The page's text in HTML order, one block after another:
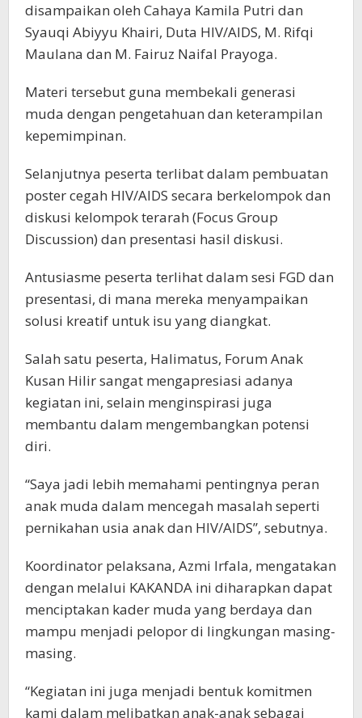
disampaikan oleh Cahaya Kamila Putri dan
Syauqi Abiyyu Khairi, Duta HIV/AIDS, M. Rifqi
Maulana dan M. Fairuz Naifal Prayoga.
Materi tersebut guna membekali generasi
muda dengan pengetahuan dan keterampilan
kepemimpinan.
Selanjutnya peserta terlibat dalam pembuatan
poster cegah HIV/AIDS secara berkelompok dan
diskusi kelompok terarah (Focus Group
Discussion) dan presentasi hasil diskusi.
Antusiasme peserta terlihat dalam sesi FGD dan
presentasi, di mana mereka menyampaikan
solusi kreatif untuk isu yang diangkat.
Salah satu peserta, Halimatus, Forum Anak
Kusan Hilir sangat mengapresiasi adanya
kegiatan ini, selain menginspirasi juga
membantu dalam mengembangkan potensi
diri.
“Saya jadi lebih memahami pentingnya peran
anak muda dalam mencegah masalah seperti
pernikahan usia anak dan HIV/AIDS”, sebutnya.
Koordinator pelaksana, Azmi Irfala, mengatakan
dengan melalui KAKANDA ini diharapkan dapat
menciptakan kader muda yang berdaya dan
mampu menjadi pelopor di lingkungan masing-
masing.
“Kegiatan ini juga menjadi bentuk komitmen
kami dalam melibatkan anak-anak sebagai